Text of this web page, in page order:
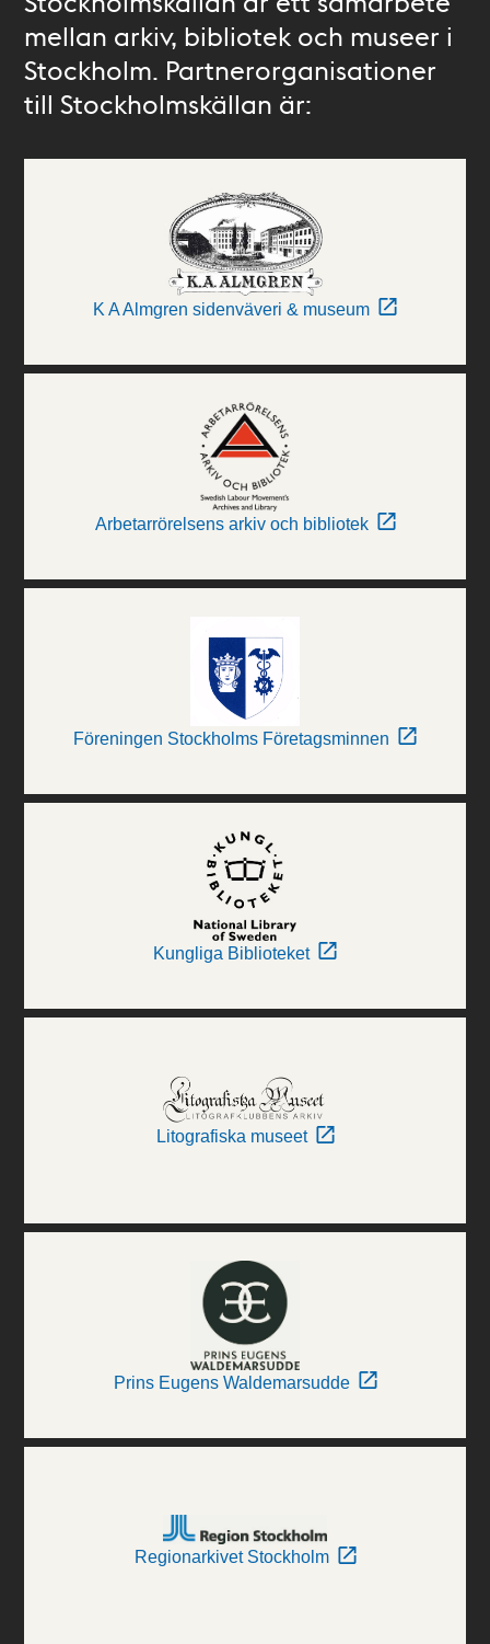
mellan arkiv, bibliotek och museer i
Stockholm. Partnerorganisationer
till Stockholmskällan är:
K A Almgren sidenväveri & museum
Arbetarrörelsens arkiv och bibliotek
Föreningen Stockholms Företagsminnen
Kungliga Biblioteket
Litografiska museet
Prins Eugens Waldemarsudde
Regionarkivet Stockholm